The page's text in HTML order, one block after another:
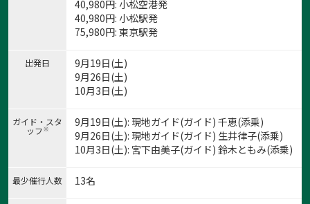
40,980円: 小松空港発
40,980円: 小松駅発
75,980円: 東京駅発
出発日
9月19日(土)
9月26日(土)
10月3日(土)
ガイド・スタ
ッフ※
9月19日(土): 現地ガイド(ガイド) 千恵(添乗)
9月26日(土): 現地ガイド(ガイド) 生井律子(添乗)
10月3日(土): 宮下由美子(ガイド) 鈴木ともみ(添乗)
最少催行人数 13名